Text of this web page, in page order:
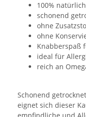
100% natürlich
schonend
ohne
ohne
Knabberspaß
ideal für
reich an
Schonend
eignet sich dieser